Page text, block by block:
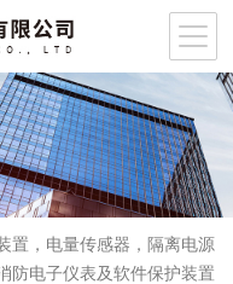
置，电量传感器，隔离电源
防电子仪表及软件保护装置